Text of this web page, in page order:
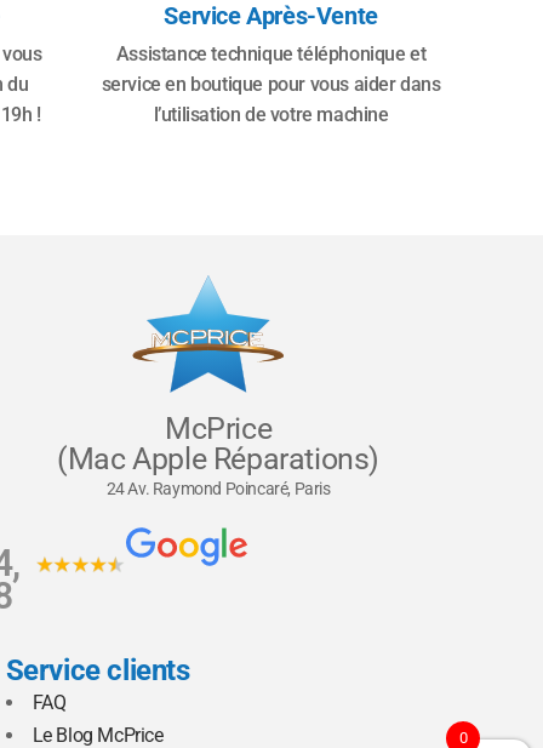
du
!
Service Après-Vente
Assistance technique téléphonique et
service en boutique pour vous aider dans
l’utilisation de votre machine
McPrice
(Mac Apple Réparations)
24 Av. Raymond Poincaré, Paris
Service clients
FAQ
Le Blog McPrice
0